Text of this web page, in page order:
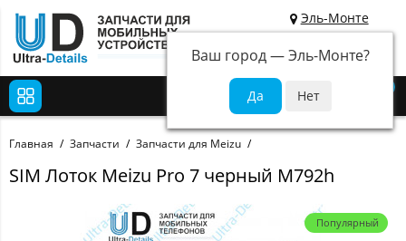
Эль-Монте
Ваш город —Эль-Монте?
Главная Запчасти Запчасти для Meizu
SIM Лоток Meizu Pro 7 черный M792h
Популярный